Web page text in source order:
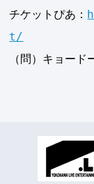
チケットぴあ：
t/
（問）キョー